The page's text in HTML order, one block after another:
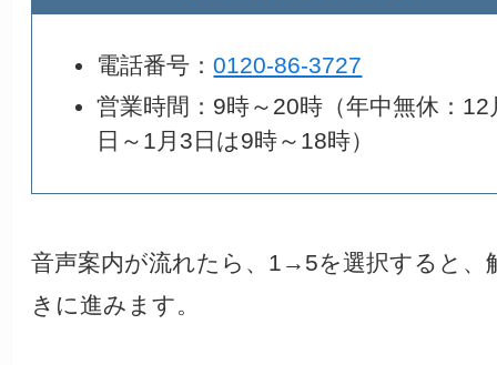
電話番号：0120-86-3727
営業時間：9時～20時（年中無休：12
日～1月3日は9時～18時）
音声案内が流れたら、1→5を選択すると、
きに進みます。